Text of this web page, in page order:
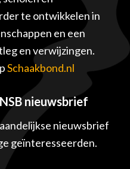
te ontwikkelen in
en een
en verwijzingen.
Schaakbond.nl
nieuwsbrief
nieuwsbrief
geïnteresseerden.